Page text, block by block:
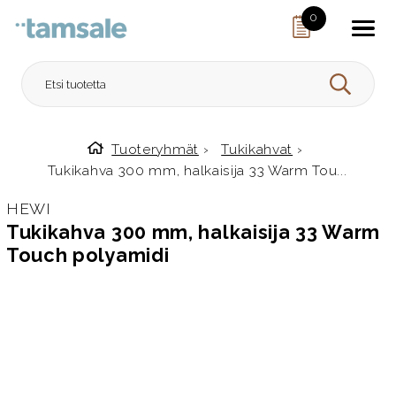
0
HAE
Etusivulle
Tuoteryhmät › Tukikahvat ›
Tukikahva 300 mm, halkaisija 33 Warm Tou...
HEWI
Tukikahva 300 mm, halkaisija 33 Warm
Touch polyamidi